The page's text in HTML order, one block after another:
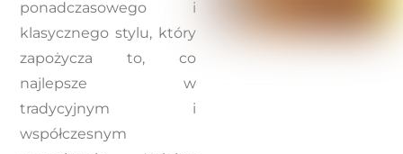
ponadczasowego i
klasycznego stylu, który
zapożycza to, co
najlepsze w
tradycyjnym i
współczesnym